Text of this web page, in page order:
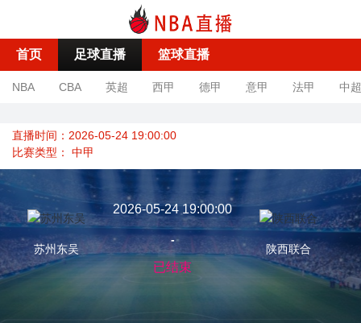
首页 足球直播 篮球直播
NBA CBA 英超 西甲 德甲 意甲 法甲 中超
直播时间：2026-05-24 19:00:00
比赛类型： 中甲
苏州东吴
2026-05-24 19:00:00
-
已结束
陕西联合